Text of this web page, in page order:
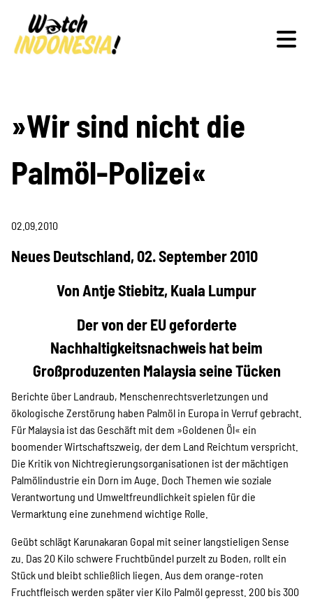
Schwerpunkte
Veranstaltungen
Publikationen
Projekte
Kampagne
Stellenangebote
Werde Mitglied
Newsletter abonnieren
»Wir sind nicht die
Palmöl-Polizei«
02.09.2010
Neues Deutschland, 02. September 2010
Von Antje Stiebitz, Kuala Lumpur
Der von der EU geforderte
Nachhaltigkeitsnachweis hat beim
Großproduzenten Malaysia seine Tücken
Berichte über Landraub, Menschenrechtsverletzungen und
ökologische Zerstörung haben Palmöl in Europa in Verruf gebracht.
Für Malaysia ist das Geschäft mit dem »Goldenen Öl« ein
boomender Wirtschaftszweig, der dem Land Reichtum verspricht.
Die Kritik von Nichtregierungsorganisationen ist der mächtigen
Palmölindustrie ein Dorn im Auge. Doch Themen wie soziale
Verantwortung und Umweltfreundlichkeit spielen für die
Vermarktung eine zunehmend wichtige Rolle.
Geübt schlägt Karunakaran Gopal mit seiner langstieligen Sense
zu. Das 20 Kilo schwere Fruchtbündel purzelt zu Boden, rollt ein
Stück und bleibt schließlich liegen. Aus dem orange-roten
Fruchtfleisch werden später vier Kilo Palmöl gepresst. 200 bis 300